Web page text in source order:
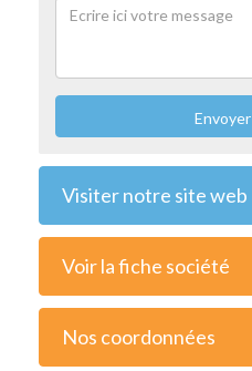
Envoyer
Visiter notre site web
Voir la fiche société
Nos coordonnées